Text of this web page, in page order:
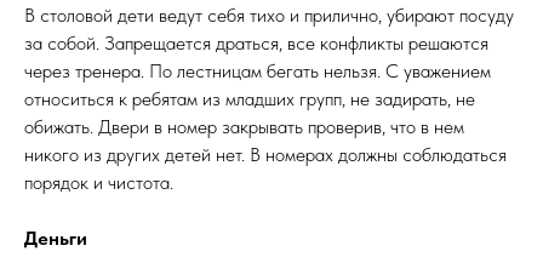
В столовой дети ведут себя тихо и прилично, убирают посуду
за собой. Запрещается драться, все конфликты решаются
через тренера. По лестницам бегать нельзя. С уважением
относиться к ребятам из младших групп, не задирать, не
обижать. Двери в номер закрывать проверив, что в нем
никого из других детей нет. В номерах должны соблюдаться
порядок и чистота.
Деньги